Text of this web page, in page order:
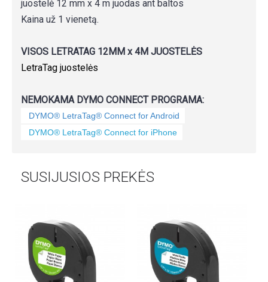
juostelė 12 mm x 4 m juodas ant baltos
Kaina už 1 vienetą.
VISOS LETRATAG 12MM x 4M JUOSTELĖS
LetraTag juostelės
NEMOKAMA DYMO CONNECT PROGRAMA:
DYMO® LetraTag® Connect for Android
DYMO® LetraTag® Connect for iPhone
SUSIJUSIOS PREKĖS